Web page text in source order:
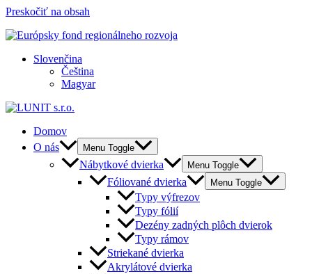
Preskočiť na obsah
Slovenčina
Čeština
Magyar
Domov
O nás
Menu Toggle
Nábytkové dvierka Menu Toggle
Fóliované dvierka Menu Toggle
Typy výfrezov
Typy fólií
Dezény zadných plôch dvierok
Typy rámov
Striekané dvierka
Akrylátové dvierka